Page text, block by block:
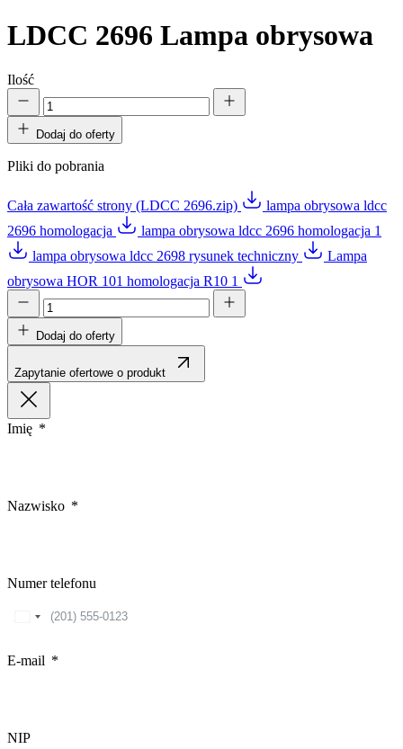
LDCC 2696 Lampa obrysowa
Ilość
Dodaj do oferty
Pliki do pobrania
Cała zawartość strony (LDCC 2696.zip)
lampa obrysowa ldcc
2696 homologacja
lampa obrysowa ldcc 2696 homologacja 1
lampa obrysowa ldcc 2698 rysunek techniczny
Lampa
obrysowa HOR 101 homologacja R10 1
Dodaj do oferty
Zapytanie ofertowe o produkt
Imię
Nazwisko
Numer telefonu
United
E-mail
NIP